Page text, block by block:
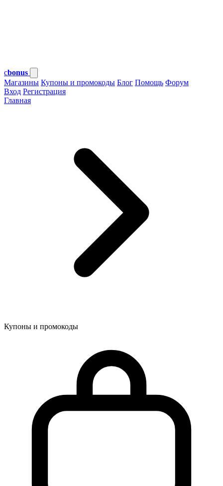
cbonus
Магазины Купоны и промокоды Блог Помощь Форум
Вход Регистрация
Главная
Купоны и промокоды